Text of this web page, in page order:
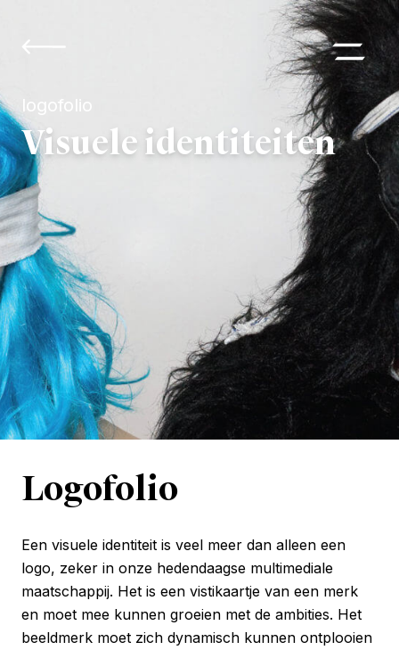
logofolio
Visuele identiteiten
Logofolio
Een visuele identiteit is veel meer dan alleen een
logo, zeker in onze hedendaagse multimediale
maatschappij. Het is een vistikaartje van een merk
en moet mee kunnen groeien met de ambities. Het
beeldmerk moet zich dynamisch kunnen ontplooien